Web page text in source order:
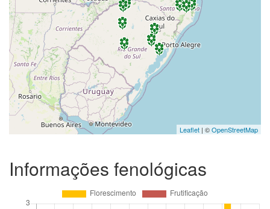
Leaflet | ©OpenStreetMap
Informações fenológicas